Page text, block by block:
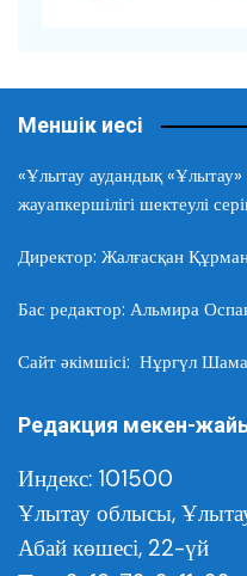
Меншік иесі
«Ұлытау аудандық «Ұлытау»
жауапкершілігі шектеулі
Директор: Жалғасқан
Бас редактор: Альмира
Сайт әкімшісі: Нұргүл
Редакция мекен-
Индекс: 101500
Ұлытау облысы,
Абай көшесі, 22-үй